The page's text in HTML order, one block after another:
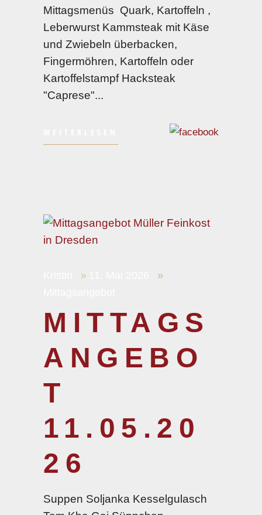
Mittagsmenüs Quark, Kartoffeln ,
Leberwurst Kammsteak mit Käse
und Zwiebeln überbacken,
Fingermöhren, Kartoffeln oder
Kartoffelstampf Hacksteak
"Caprese"
MITTAGS
ANGEBO
T
11.05.20
26
Suppen Soljanka Kesselgulasch